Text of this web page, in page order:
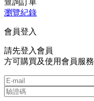
瀏覽紀錄
會員登入
請先登入會員
方可購買及使用會員服務